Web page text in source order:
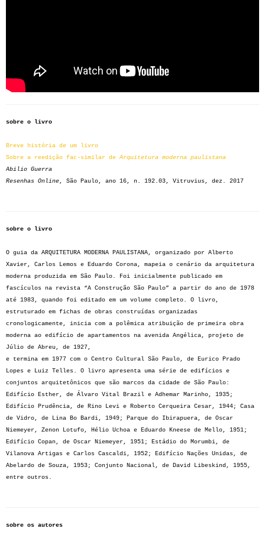
sobre o livro
Breve história de um livro
Sobre a reedição fac-similar deArquitetura moderna paulistana
Abilio Guerra
Resenhas Online, São Paulo, ano 16, n. 192.03, Vitruvius, dez. 2017
sobre o livro
O guia da ARQUITETURA MODERNA PAULISTANA, organizado por Alberto
Xavier, Carlos Lemos e Eduardo Corona, mapeia o cenário da arquitetura
moderna produzida em São Paulo. Foi inicialmente publicado em
fascículos na revista “A Construção São Paulo” a partir do ano de 1978
até 1983, quando foi editado em um volume completo. O livro,
estruturado em fichas de obras construídas organizadas
cronologicamente, inicia com a polêmica atribuição de primeira obra
moderna ao edifício de apartamentos na avenida Angélica, projeto de
Júlio de Abreu, de 1927,
e termina em 1977 com o Centro Cultural São Paulo, de Eurico Prado
Lopes e Luiz Telles. O livro apresenta uma série de edifícios e
conjuntos arquitetônicos que são marcos da cidade de São Paulo:
Edifício Esther, de Álvaro Vital Brazil e Adhemar Marinho, 1935;
Edifício Prudência, de Rino Levi e Roberto Cerqueira Cesar, 1944; Casa
de Vidro, de Lina Bo Bardi, 1949; Parque do Ibirapuera, de Oscar
Niemeyer, Zenon Lotufo, Hélio Uchoa e Eduardo Kneese de Mello, 1951;
Edifício Copan, de Oscar Niemeyer, 1951; Estádio do Morumbi, de
Vilanova Artigas e Carlos Cascaldi, 1952; Edifício Nações Unidas, de
Abelardo de Souza, 1953; Conjunto Nacional, de David Libeskind, 1955,
entre outros.
sobre os autores